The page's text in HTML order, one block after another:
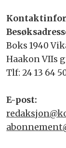
Boks 1940
Haakon VIIs
Tlf: 24 13 64
E-post: